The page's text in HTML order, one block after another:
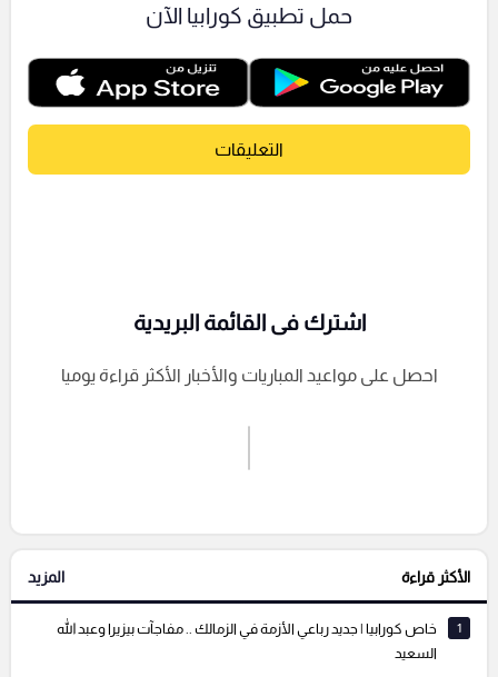
حمل تطبيق كورابيا الآن
التعليقات
إرسال تعليق
التعليقات السابقة
اشترك فى القائمة البريدية
احصل على مواعيد المباريات والأخبار الأكثر قراءة يوميا
الأكثر قراءة المزيد
1
خاص كورابيا | جديد رباعي الأزمة في الزمالك .. مفاجآت بيزيرا وعبد الله
السعيد